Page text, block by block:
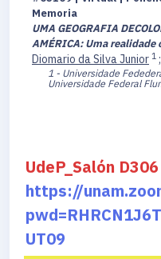
Memoria
UMA GEOGRAFIA
AMÉRICA: Uma realidade
Diomario da Silva Junior 1 ;
1 - Universidade
Universidade Federal
UdeP_Salón D306
https://
UT09